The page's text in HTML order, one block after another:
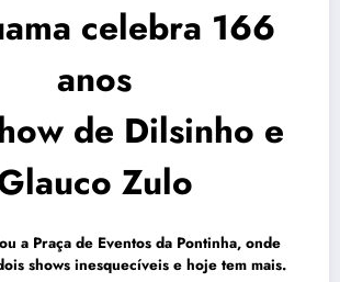
celebra 166
anos
de Dilsinho e
Zulo
a Praça de Eventos da Pontinha, onde
shows inesquecíveis e hoje tem mais.